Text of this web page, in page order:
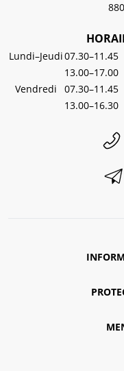
Lundi–Jeudi07.30–11.45
13.00–17.00
Vendredi
07.30–11.45
13.00–16.30